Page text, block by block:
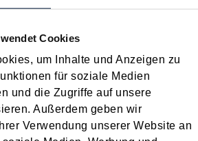
Cookies
um Inhalte und Anzeigen zu
für soziale Medien
und die Zugriffe auf unsere
Außerdem geben wir
Verwendung unserer Website an
oder -bewirtschafter, die von
die Benützung des Grundstücks ein
") erhalten , ergeben sich
drucken
der Versicherungssteuer ab